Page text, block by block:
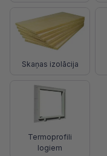
Skaņas izolācija
Termoprofili
logiem